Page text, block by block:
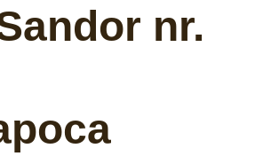
nr.